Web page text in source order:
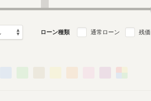
ローン種類 通常ローン 残